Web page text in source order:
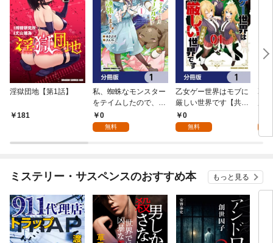
淫獄団地【第1話】
181
私、蜘蛛なモンスター
をテイムしたので、ス
パイダーシルクで裁縫
を頑張ります！【分冊
0
無料
乙女ゲー世界はモブに
厳しい世界です【共和
国編】【分冊版】 1
0
無料
乙
ミステリー・サスペンスのおすすめ本 もっと見る